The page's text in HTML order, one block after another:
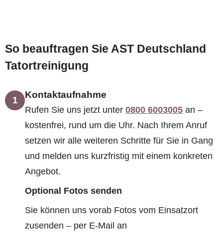
So beauftragen Sie AST Deutschland
Tatortreinigung
1 Kontaktaufnahme
Rufen Sie uns jetzt unter 0800 6003005 an –
kostenfrei, rund um die Uhr. Nach Ihrem Anruf
setzen wir alle weiteren Schritte für Sie in Gang
und melden uns kurzfristig mit einem konkreten
Angebot.
Optional Fotos senden
Sie können uns vorab Fotos vom Einsatzort
zusenden – per E-Mail an